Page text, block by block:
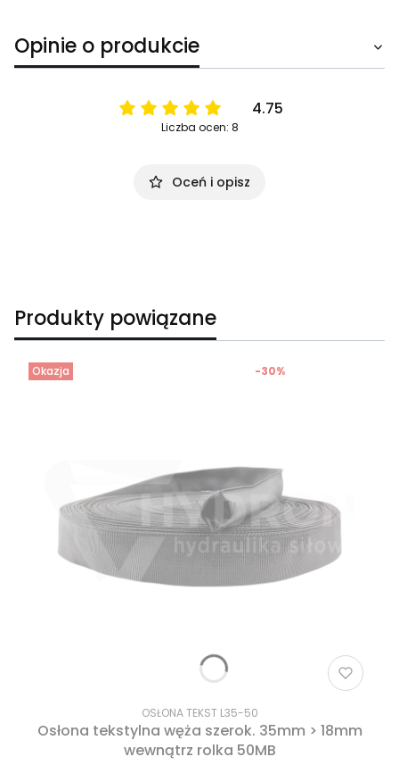
Opinie o produkcie
4.75
Liczba ocen: 8
Oceń i opisz
Produkty powiązane
Okazja
OSŁONA TEKST L35-50
Osłona tekstylna węża szerok. 35mm > 18mm
wewnątrz rolka 50MB
-30%